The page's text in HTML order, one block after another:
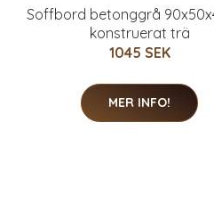
Soffbord betonggrå
konstruerat trä
1045 SEK
MER INFO!